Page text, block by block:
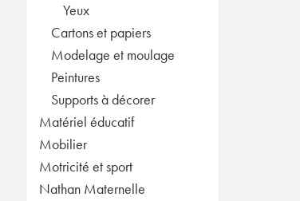
Yeux
Cartons et papiers
Modelage et moulage
Peintures
Supports à décorer
Matériel éducatif
Mobilier
Motricité et sport
Nathan Maternelle